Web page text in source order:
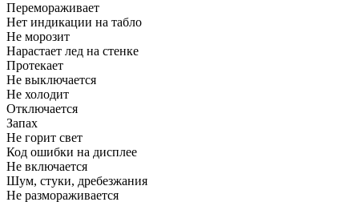
Перемораживает
Нет индикации на табло
Не морозит
Нарастает лед на стенке
Протекает
Не выключается
Не холодит
Отключается
Запах
Не горит свет
Код ошибки на дисплее
Не включается
Шум, стуки, дребезжания
Не размораживается